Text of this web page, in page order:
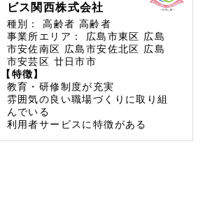
ビス関西株式会社
種別： 高齢者 高齢者
事業所エリア：
広島市東区 広島
市安佐南区 広島市安佐北区 広島
市安芸区 廿日市市
【特徴】
教育・研修制度が充実
雰囲気の良い職場づくりに取り組
んでいる
利用者サービスに特徴がある